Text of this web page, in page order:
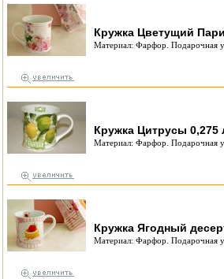
Кружка Цветущий
Материал: Фарфор. Подарочная
Кружка Цитрусы 0,275
Материал: Фарфор. Подарочная
Кружка Ягодный
Материал: Фарфор. Подарочная